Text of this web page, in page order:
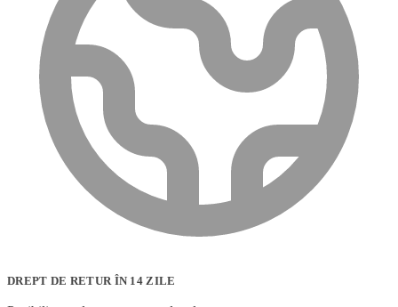
DREPT DE RETUR ÎN 14 ZILE